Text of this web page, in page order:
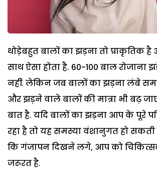
थोड़ेबहुत बालों का झड़ना तो प्राकृतिक
साथ ऐसा होता है. 60-100 बाल रोजाना
नहीं. लेकिन जब बालों का झड़ना लंबे
और झड़ने वाले बालों की मात्रा भी बढ़
बात है. यदि बालों का झड़ना आप के पूरे
रहा है तो यह समस्या वंशानुगत हो
कि गंजापन दिखने लगे, आप को
जरूरत है.